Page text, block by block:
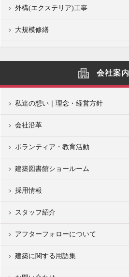
外構(エクステリア)工事
大規模修繕
会社案内
私達の想い｜理念・経営方針
会社沿革
ボランティア・教育活動
建築図書館ショールーム
採用情報
スタッフ紹介
アフターフォローについて
建築に関する用語集